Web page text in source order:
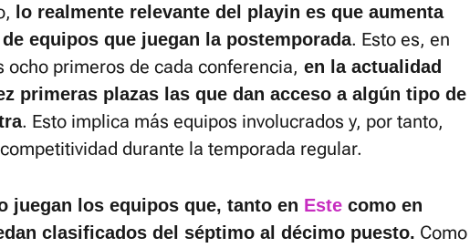
lo realmente relevante del playin es que aumenta
de equipos que juegan la postemporada. Esto es, en
ocho primeros de cada conferencia, en la actualidad
primeras plazas las que dan acceso a algún tipo de
. Esto implica más equipos involucrados y, por tanto,
durante la temporada regular.
juegan los equipos que, tanto en Este como en
clasificados del séptimo al décimo puesto. Como